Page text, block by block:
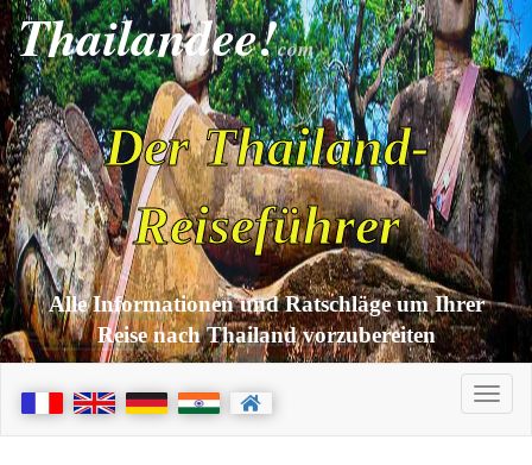
Thailandee!com
Der Thailand-
Reiseführer
Alle Informationen und Ratschläge um Ihrer
Reise nach Thailand vorzubereiten